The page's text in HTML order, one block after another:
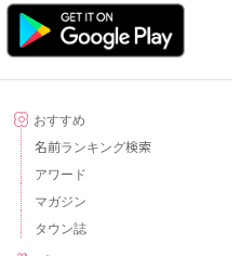
おすすめ
名前ランキング検索
アワード
マガジン
タウン誌